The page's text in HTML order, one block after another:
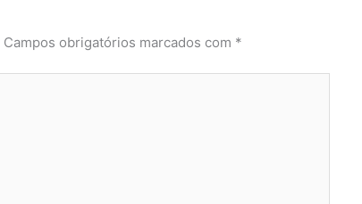
Campos obrigatórios marcados com *